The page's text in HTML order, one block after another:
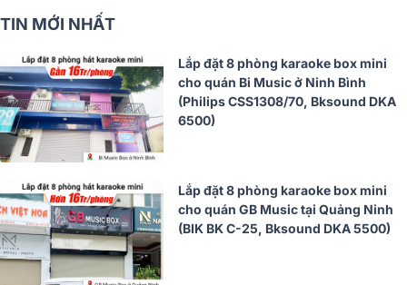
TIN MỚI NHẤT
Lắp đặt 8 phòng karaoke box mini
cho quán Bi Music ở Ninh Bình
(Philips CSS1308/70, Bksound DKA
6500)
Lắp đặt 8 phòng karaoke box mini
cho quán GB Music tại Quảng Ninh
(BIK BK C-25, Bksound DKA 5500)